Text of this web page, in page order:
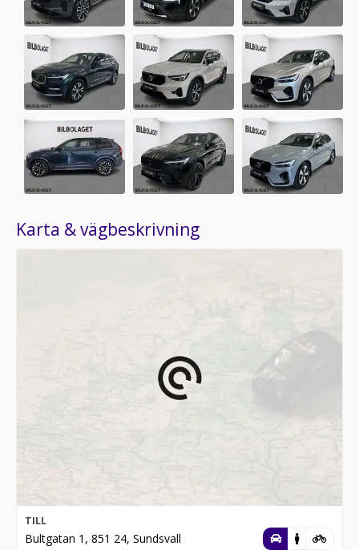
Karta & vägbeskrivning
TILL
Bultgatan 1, 851 24, Sundsvall